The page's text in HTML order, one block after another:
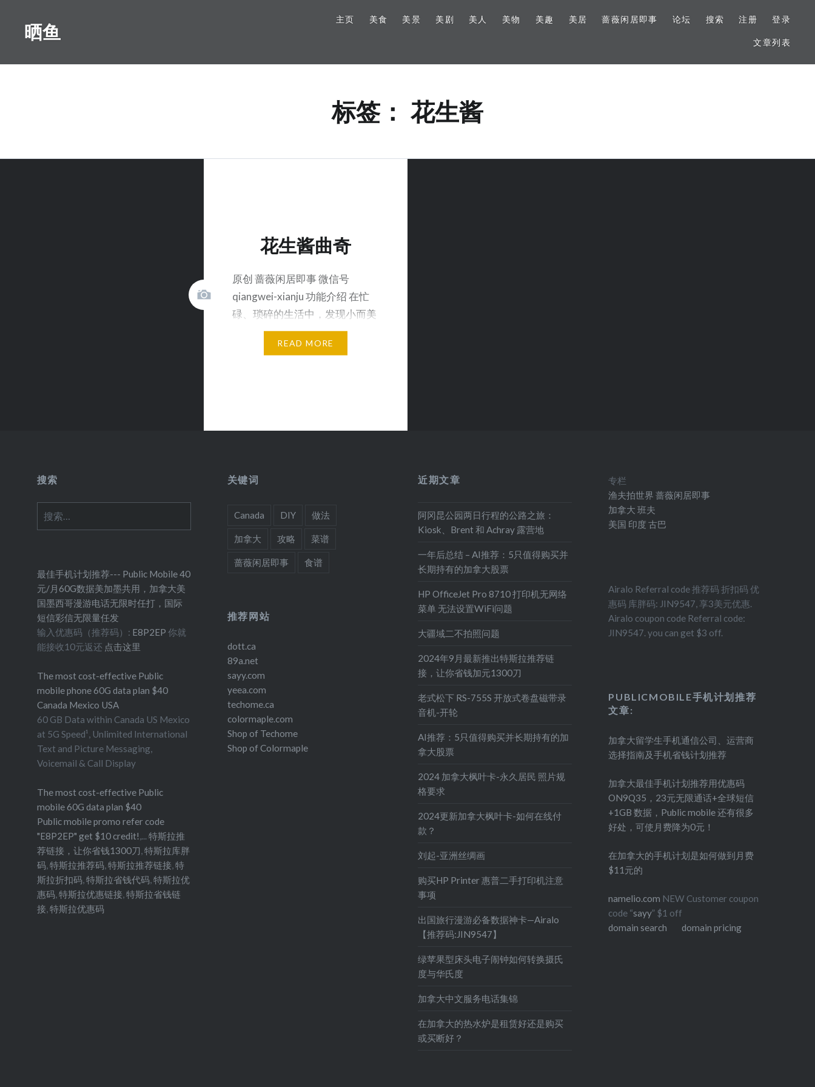
content晒鱼
主页 美食 美景 美剧 美人 美物 美趣 美居 蔷薇闲居即事 论坛 搜索 注册 登录
文章列表
标签： 花生酱
花生酱曲奇
原创 蔷薇闲居即事 微信号
qiangwei-xianju 功能介绍 在忙
碌、琐碎的生活中，发现小而美
的日常，…
READ MORE
搜索
索：
关键词
Canada DIY 做法
加拿大 攻略 菜谱
蔷薇闲居即事 食谱
近期文章
阿冈昆公园两日行程的公路之旅：
Kiosk、Brent 和 Achray 露营地
一年后总结 – AI推荐：5只值得购买并
长期持有的加拿大股票
HP OfficeJet Pro 8710 打印机无网络
菜单 无法设置WiFi问题
大疆域二不拍照问题
2024年9月最新推出特斯拉推荐链
接，让你省钱加元1300刀
老式松下 RS-755S 开放式卷盘磁带录
音机-开轮
AI推荐：5只值得购买并长期持有的加
拿大股票
2024 加拿大枫叶卡-永久居民 照片规
格要求
2024更新加拿大枫叶卡-如何在线付
款？
刘起-亚洲丝绸画
购买HP Printer 惠普二手打印机注意
事项
出国旅行漫游必备数据神卡—Airalo
【推荐码:JIN9547】
绿苹果型床头电子闹钟如何转换摄氏
度与华氏度
加拿大中文服务电话集锦
在加拿大的热水炉是租赁好还是购买
或买断好？
专栏
渔夫拍世界蔷薇闲居即事
加拿大 班夫
美国 印度 古巴
最佳手机计划推荐--- Public Mobile 40
元/月60G数据美加墨共用，加拿大美
国墨西哥漫游电话无限时任打，国际
短信彩信无限量任发
输入优惠码（推荐码）: E8P2EP 你就
能接收10元返还 点击这里
The most cost-effective Public
mobile phone 60G data plan $40
Canada Mexico USA
60 GB Data within Canada US Mexico
at 5G Speed¹, Unlimited International
Text and Picture Messaging,
Voicemail & Call Display
The most cost-effective Public
mobile 60G data plan $40
Public mobile promo refer code
"E8P2EP" get $10 credit!,... 特斯拉推
荐链接，让你省钱1300刀,特斯拉库胖
码,特斯拉推荐码,特斯拉推荐链接,特
斯拉折扣码,特斯拉省钱代码,特斯拉优
惠码,特斯拉优惠链接,特斯拉省钱链
接,特斯拉优惠码
Airalo Referral code 推荐码 折扣码 优
惠码 库胖码: JIN9547, 享3美元优惠.
Airalo coupon code Referral code:
JIN9547. you can get $3 off.
推荐网站
dott.ca
89a.net
sayy.com
yeea.com
techome.ca
colormaple.com
Shop of Techome
Shop of Colormaple
PUBLICMOBILE手机计划推荐
文章:
加拿大留学生手机通信公司、运营商
选择指南及手机省钱计划推荐
加拿大最佳手机计划推荐用优惠码
ON9Q35，23元无限通话+全球短信
+1GB 数据，Public mobile 还有很多
好处，可使月费降为0元！
在加拿大的手机计划是如何做到月费
$11元的
namelio.com NEW Customer coupon
code “sayy” $1 off
domain search
domain pricing